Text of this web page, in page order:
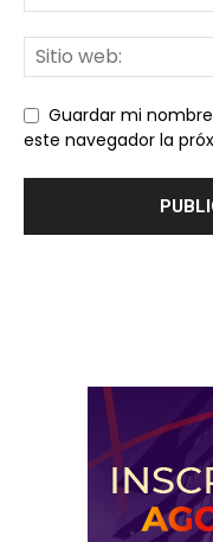
Guardar mi
este navegador la